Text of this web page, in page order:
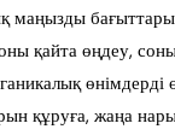
маңызды
қайта өңдеу,
өнімдерді
құруға, жаңа